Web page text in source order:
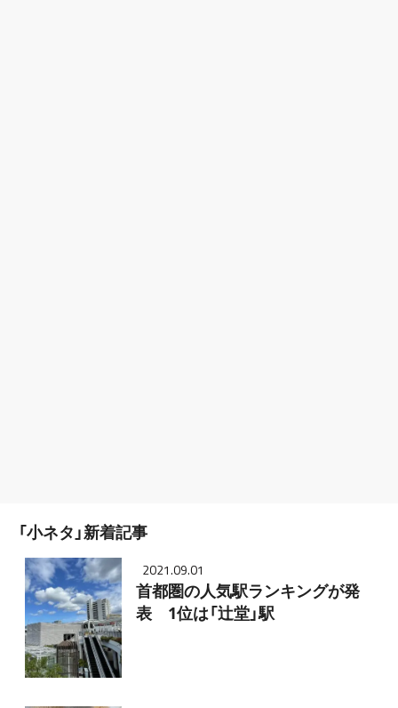
「小ネタ」新着記事
2021.09.01
首都圏の人気駅ランキングが発
表 1位は「辻堂」駅